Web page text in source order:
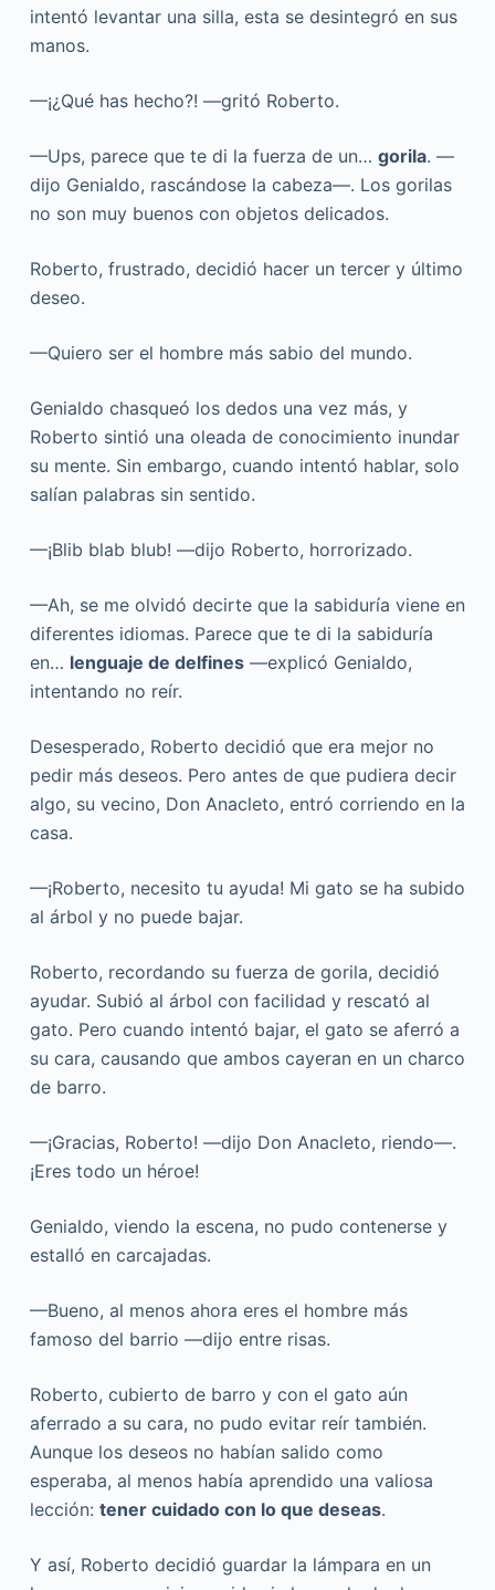
intentó levantar una silla, esta se desintegró en sus
manos.
—¡¿Qué has hecho?! —gritó Roberto.
—Ups, parece que te di la fuerza de un… gorila. —
dijo Genialdo, rascándose la cabeza—. Los gorilas
no son muy buenos con objetos delicados.
Roberto, frustrado, decidió hacer un tercer y último
deseo.
—Quiero ser el hombre más sabio del mundo.
Genialdo chasqueó los dedos una vez más, y
Roberto sintió una oleada de conocimiento inundar
su mente. Sin embargo, cuando intentó hablar, solo
salían palabras sin sentido.
—¡Blib blab blub! —dijo Roberto, horrorizado.
—Ah, se me olvidó decirte que la sabiduría viene en
diferentes idiomas. Parece que te di la sabiduría
en… lenguaje de delfines—explicó Genialdo,
intentando no reír.
Desesperado, Roberto decidió que era mejor no
pedir más deseos. Pero antes de que pudiera decir
algo, su vecino, Don Anacleto, entró corriendo en la
casa.
—¡Roberto, necesito tu ayuda! Mi gato se ha subido
al árbol y no puede bajar.
Roberto, recordando su fuerza de gorila, decidió
ayudar. Subió al árbol con facilidad y rescató al
gato. Pero cuando intentó bajar, el gato se aferró a
su cara, causando que ambos cayeran en un charco
de barro.
—¡Gracias, Roberto! —dijo Don Anacleto, riendo—.
¡Eres todo un héroe!
Genialdo, viendo la escena, no pudo contenerse y
estalló en carcajadas.
—Bueno, al menos ahora eres el hombre más
famoso del barrio —dijo entre risas.
Roberto, cubierto de barro y con el gato aún
aferrado a su cara, no pudo evitar reír también.
Aunque los deseos no habían salido como
esperaba, al menos había aprendido una valiosa
lección: tener cuidado con lo que deseas.
Y así, Roberto decidió guardar la lámpara en un